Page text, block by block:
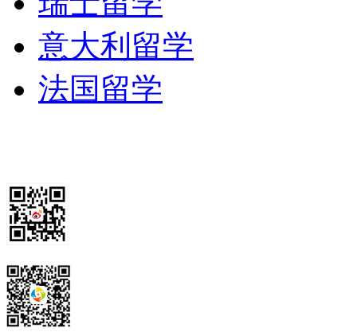
意大利留学
法国留学